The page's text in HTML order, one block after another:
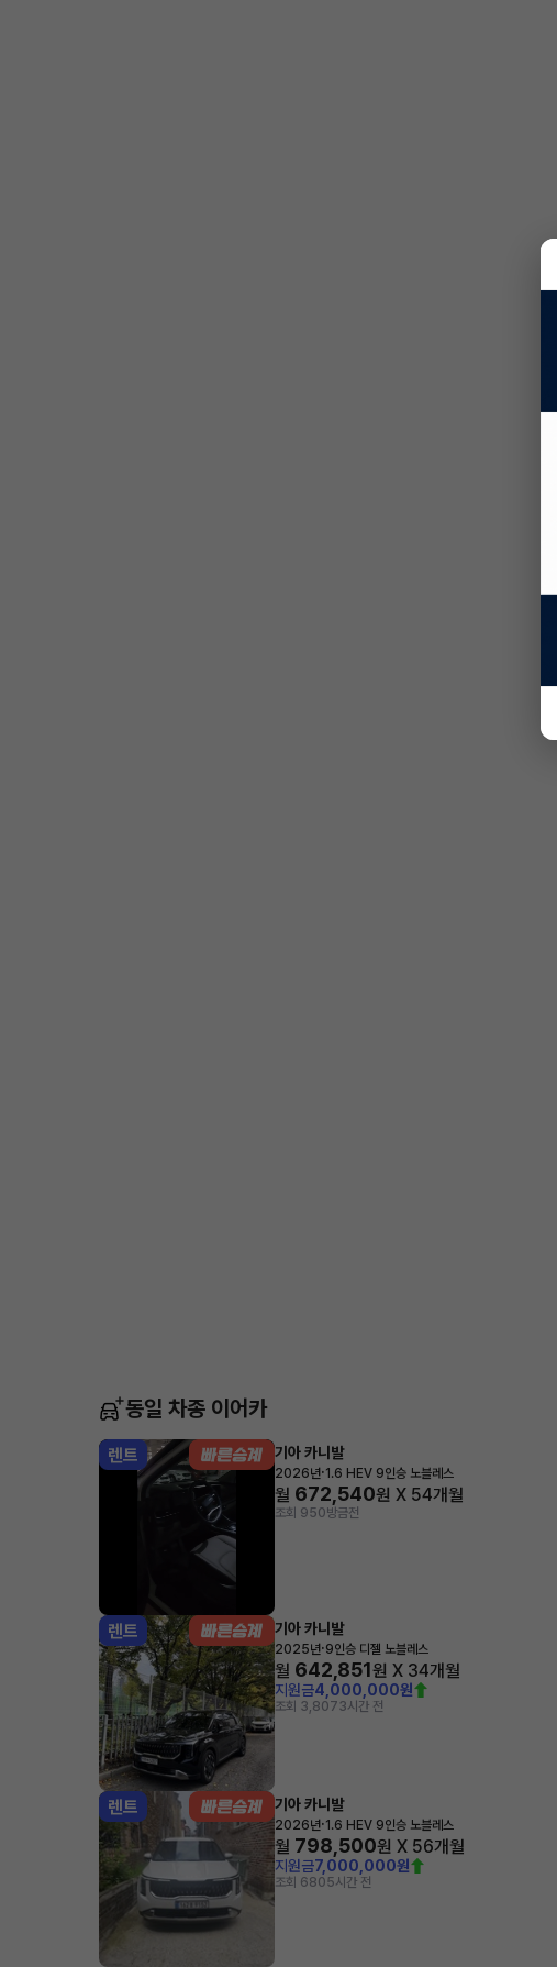
동일 차종 이어카
렌트 기아 카니발
2026년·1.6 HEV 9인승 노블레스
월 672,540원 X 54개월
조회 950방금전
렌트 기아 카니발
2025년·9인승 디젤 노블레스
월 642,851원 X 34개월
지원금4,000,000원
조회 3,8073시간 전
렌트 기아 카니발
2026년·1.6 HEV 9인승 노블레스
월 798,500원 X 56개월
지원금7,000,000원
조회 6805시간 전